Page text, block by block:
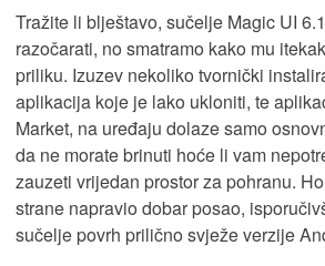
Tražite li blještavo, sučelje Magic UI
razočarati, no smatramo kako mu
priliku. Izuzev nekoliko tvornički
aplikacija koje je lako ukloniti, te
Market, na uređaju dolaze samo
da ne morate brinuti hoće li vam
zauzeti vrijedan prostor za pohranu.
strane napravio dobar posao,
sučelje povrh prilično svježe verzije